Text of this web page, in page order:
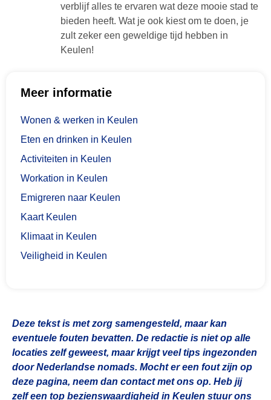
verblijf alles te ervaren wat deze mooie stad te
bieden heeft. Wat je ook kiest om te doen, je
zult zeker een geweldige tijd hebben in
Keulen!
Meer informatie
Wonen & werken in Keulen
Eten en drinken in Keulen
Activiteiten in Keulen
Workation in Keulen
Emigreren naar Keulen
Kaart Keulen
Klimaat in Keulen
Veiligheid in Keulen
Deze tekst is met zorg samengesteld, maar kan
eventuele fouten bevatten. De redactie is niet op alle
locaties zelf geweest, maar krijgt veel tips ingezonden
door Nederlandse nomads. Mocht er een fout zijn op
deze pagina, neem dan contact met ons op. Heb jij
zelf een top bezienswaardigheid in Keulen stuur ons